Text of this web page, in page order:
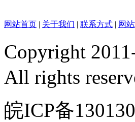
网站首页 | 关于我们 | 联系方式 | 网
Copyright
All rights
皖ICP备